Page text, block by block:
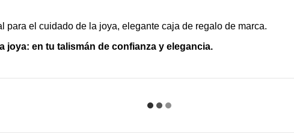
para el cuidado de la joya, elegante caja de regalo de marca.
joya: en tu talismán de confianza y elegancia.